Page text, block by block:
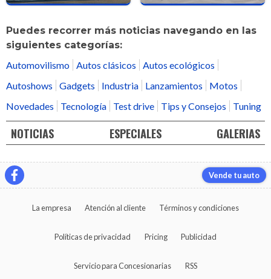
Puedes recorrer más noticias navegando en las
siguientes categorías:
Automovilismo Autos clásicos
Autos ecológicos
Autoshows
Gadgets Industria Lanzamientos
Motos
Novedades
Tecnología Test drive Tips y Consejos Tuning
NOTICIAS ESPECIALES GALERIAS
Vende tu auto
La empresa Atención al cliente Términos y condiciones
Políticas de privacidad Pricing Publicidad
Servicio para Concesionarias RSS